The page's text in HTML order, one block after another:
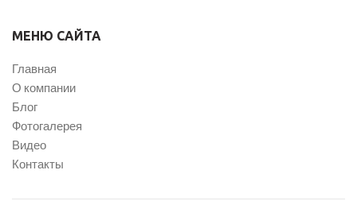
МЕНЮ САЙТА
Главная
О компании
Блог
Фотогалерея
Видео
Контакты